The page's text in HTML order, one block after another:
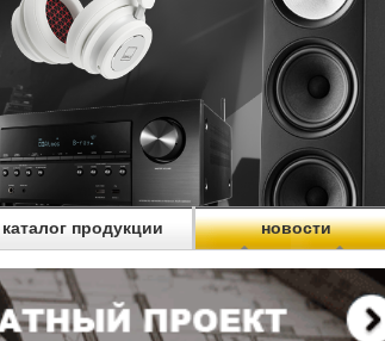
каталог продукции новости